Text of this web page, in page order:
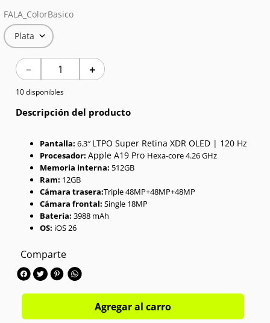
FALA_ColorBasico
Plata
＋
－
10 disponibles
Descripción del producto
Pantalla: 6.3″LTPO Super Retina XDR OLED | 120 Hz
Procesador: Apple A19 Pro Hexa-core 4.26 GHz
Memoria interna: 512GB
Ram: 12GB
Cámara trasera:Triple 48MP+48MP+48MP
Cámara frontal: Single 18MP
Batería: 3988 mAh
OS: iOS 26
Comparte
Agregar al carro
7.
Red Magic
8.
Celulares
9.
Iphone 17
10. Audífonos